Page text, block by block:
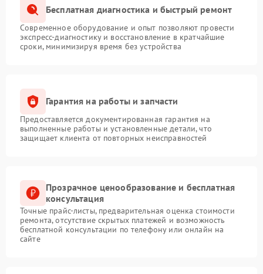
Бесплатная диагностика и быстрый ремонт
Современное оборудование и опыт позволяют провести
экспресс-диагностику и восстановление в кратчайшие
сроки, минимизируя время без устройства
Гарантия на работы и запчасти
Предоставляется документированная гарантия на
выполненные работы и установленные детали, что
защищает клиента от повторных неисправностей
Прозрачное ценообразование и бесплатная
консультация
Точные прайс-листы, предварительная оценка стоимости
ремонта, отсутствие скрытых платежей и возможность
бесплатной консультации по телефону или онлайн на
сайте